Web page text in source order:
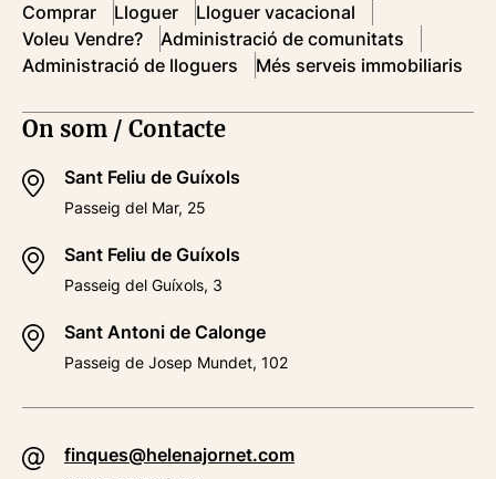
On som / Contacte
Sant Feliu de Guíxols
Passeig del Mar, 25
Sant Feliu de Guíxols
Passeig del Guíxols, 3
Sant Antoni de Calonge
Passeig de Josep Mundet, 102
finques@helenajornet.com
Comprar Lloguer
Lloguer vacacional
Voleu Vendre?
Administració de comunitats
Administració de lloguers
Més serveis immobiliaris